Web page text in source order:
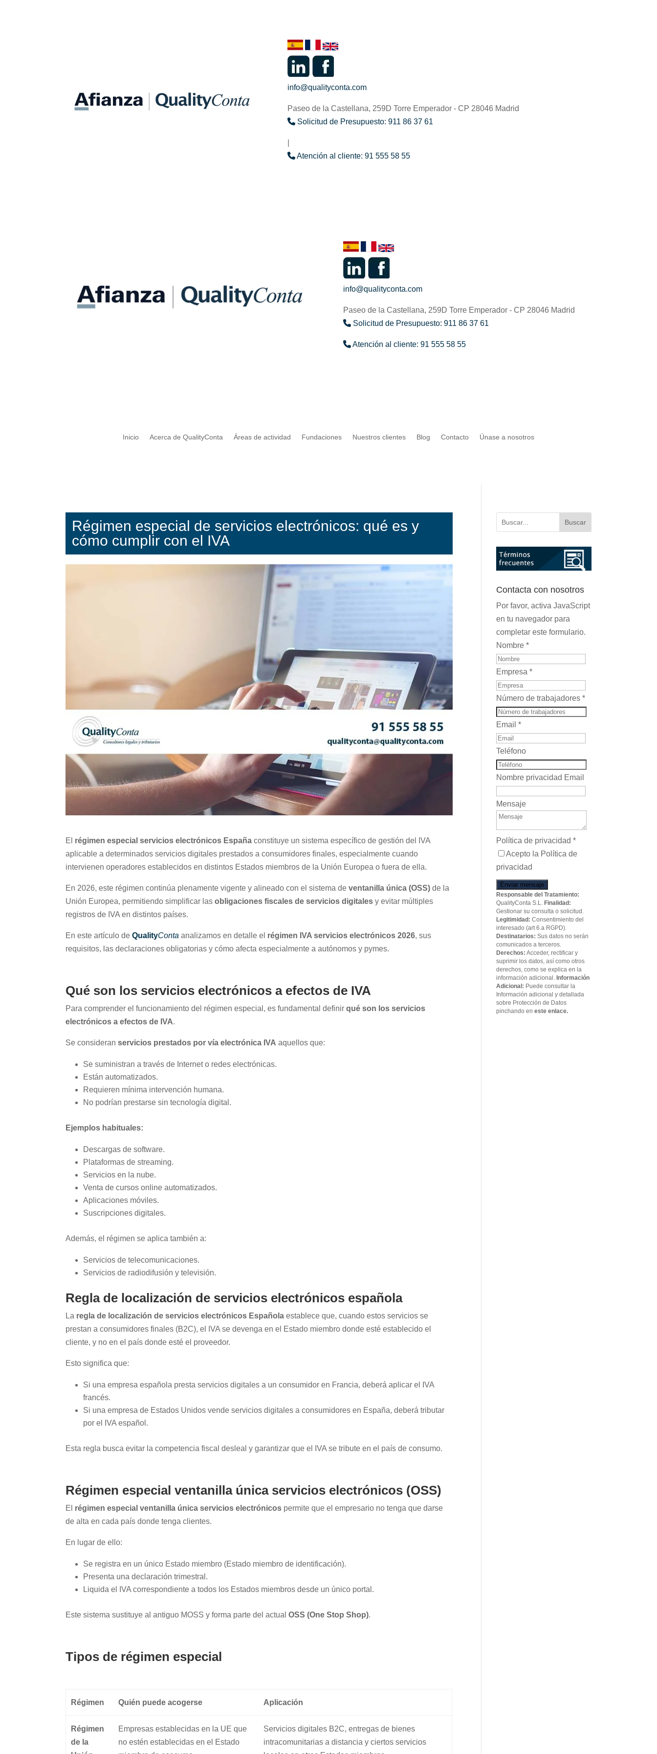
info@qualityconta.com
Paseo de la Castellana, 259D Torre Emperador - CP 28046 Madrid
Solicitud de Presupuesto: 911 86 37 61
Atención al cliente: 91 555 58 55
info@qualityconta.com
Paseo de la Castellana, 259D Torre Emperador - CP 28046 Madrid
Solicitud de Presupuesto: 911 86 37 61
Atención al cliente: 91 555 58 55
Inicio Acerca de QualityConta Áreas de actividad Fundaciones Nuestros clientes Blog Contacto Únase a nosotros
Régimen especial de servicios electrónicos: qué es y
cómo cumplir con el IVA
El régimen especial servicios electrónicos España constituye un sistema específico de gestión del IVA
aplicable a determinados servicios digitales prestados a consumidores finales, especialmente cuando
intervienen operadores establecidos en distintos Estados miembros de la Unión Europea o fuera de ella.
En 2026, este régimen continúa plenamente vigente y alineado con el sistema deventanilla única (OSS) de la
Unión Europea, permitiendo simplificar lasobligaciones fiscales de servicios digitales y evitar múltiples
registros de IVA en distintos países.
En este artículo deQualityConta analizamos en detalle el régimen IVA servicios electrónicos 2026, sus
requisitos, las declaraciones obligatorias y cómo afecta especialmente a autónomos y pymes.
Qué son los servicios electrónicos a efectos de IVA
Para comprender el funcionamiento del régimen especial, es fundamental definirqué son los servicios
electrónicos a efectos de IVA.
Se consideranservicios prestados por vía electrónica IVA aquellos que:
Se suministran a través de Internet o redes electrónicas.
Están automatizados.
Requieren mínima intervención humana.
No podrían prestarse sin tecnología digital.
Ejemplos habituales:
Descargas de software.
Plataformas de streaming.
Servicios en la nube.
Venta de cursos online automatizados.
Aplicaciones móviles.
Suscripciones digitales.
Además, el régimen se aplica también a:
Servicios de telecomunicaciones.
Servicios de radiodifusión y televisión.
Regla de localización de servicios electrónicos española
La regla de localización de servicios electrónicos Española establece que, cuando estos servicios se
prestan a consumidores finales (B2C), el IVA se devenga en el Estado miembro donde esté establecido el
cliente, y no en el país donde esté el proveedor.
Esto significa que:
Si una empresa española presta servicios digitales a un consumidor en Francia, deberá aplicar el IVA
francés.
Si una empresa de Estados Unidos vende servicios digitales a consumidores en España, deberá tributar
por el IVA español.
Esta regla busca evitar la competencia fiscal desleal y garantizar que el IVA se tribute en el país de consumo.
Régimen especial ventanilla única servicios electrónicos (OSS)
El régimen especial ventanilla única servicios electrónicos permite que el empresario no tenga que darse
de alta en cada país donde tenga clientes.
En lugar de ello:
Se registra en un único Estado miembro (Estado miembro de identificación).
Presenta una declaración trimestral.
Liquida el IVA correspondiente a todos los Estados miembros desde un único portal.
Este sistema sustituye al antiguo MOSS y forma parte del actualOSS (One Stop Shop).
Tipos de régimen especial
Régimen Quién puede acogerse Aplicación
Régimen
de la
Empresas establecidas en la UE que
no estén establecidas en el Estado
Servicios digitales B2C, entregas de bienes
intracomunitarias a distancia y ciertos servicios
Buscar
Contacta con nosotros
Por favor, activa JavaScript
en tu navegador para
completar este formulario.
Nombre*
Empresa*
Número de trabajadores*
Email*
Teléfono
Nombre privacidad Email
Mensaje
Política de privacidad*
Acepto la Política de
privacidad
Enviar mensaje
Responsable del Tratamiento:
QualityConta S.L.Finalidad:
Gestionar su consulta o solicitud.
Legitimidad: Consentimiento del
interesado (art 6.a RGPD).
Destinatarios: Sus datos no serán
comunicados a terceros.
Derechos: Acceder, rectificar y
suprimir los datos, así como otros
derechos, como se explica en la
información adicional.Información
Adicional: Puede consultar la
Información adicional y detallada
sobre Protección de Datos
pinchando eneste enlace.